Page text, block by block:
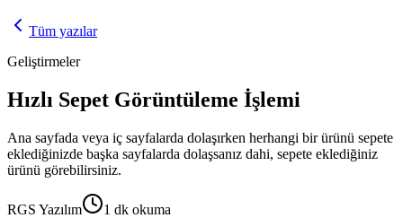
Tüm yazılar
Geliştirmeler
Hızlı Sepet Görüntüleme İşlemi
Ana sayfada veya iç sayfalarda dolaşırken herhangi bir ürünü sepete
eklediğinizde başka sayfalarda dolaşsanız dahi, sepete eklediğiniz
ürünü görebilirsiniz.
RGS Yazılım 1 dk okuma